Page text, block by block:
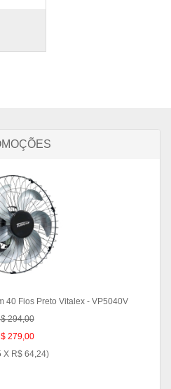
40 Fios Preto Vitalex - VP5040V
294,00
279,00
X R$ 64,24)